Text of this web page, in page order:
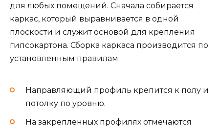
для любых помещений. Сначала собирается
каркас, который выравнивается в одной
плоскости и служит основой для крепления
гипсокартона. Сборка каркаса производится по
установленным правилам:
Направляющий профиль крепится к полу и
потолку по уровню.
На закрепленных профилях отмечаются